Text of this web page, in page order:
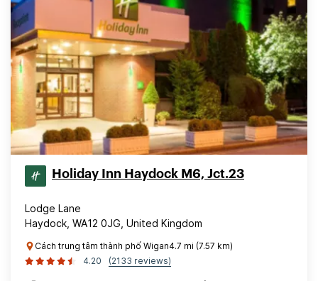
Holiday Inn Haydock M6, Jct.23
Lodge Lane
Haydock, WA12 0JG, United Kingdom
Cách trung tâm thành phố Wigan4.7 mi (7.57 km)
4.20
(2133 reviews)